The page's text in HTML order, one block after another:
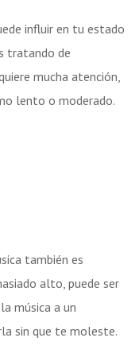
influir en tu estado
tratando de
mucha atención,
lento o moderado.
también es
alto, puede ser
música a un
sin que te moleste.